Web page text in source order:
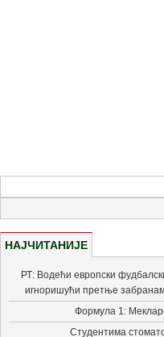
НАЈЧИТАНИЈЕ
РТ: Водећи европски
игноришући претње
Формула 1:
Студентима